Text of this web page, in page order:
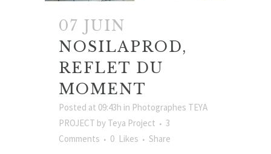
07 JUIN
NOSILAPROD,
REFLET DU
MOMENT
Posted at 09:43h in Photographes TEYA
PROJECT by Teya Project
3
Comments
0 Likes Share